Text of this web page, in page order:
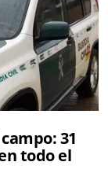
31
todo el